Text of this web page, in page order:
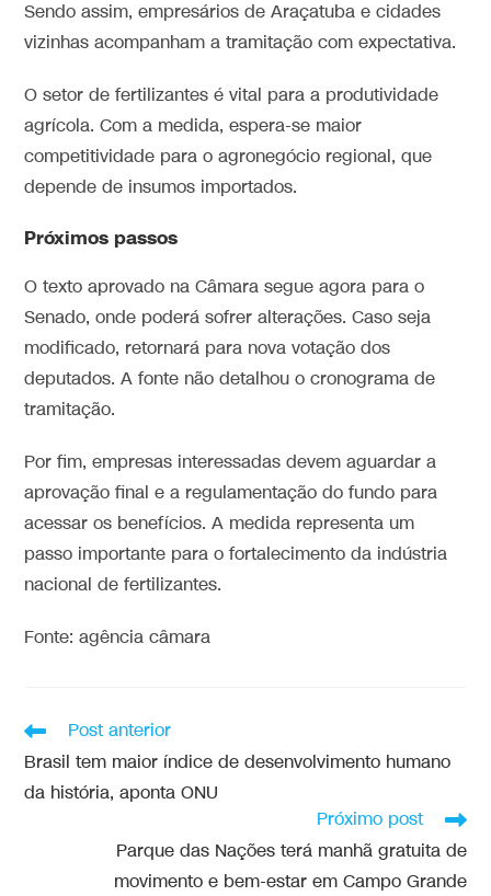
Sendo assim, empresários de Araçatuba e cidades
vizinhas acompanham a tramitação com expectativa.
O setor de fertilizantes é vital para a produtividade
agrícola. Com a medida, espera-se maior
competitividade para o agronegócio regional, que
depende de insumos importados.
Próximos passos
O texto aprovado na Câmara segue agora para o
Senado, onde poderá sofrer alterações. Caso seja
modificado, retornará para nova votação dos
deputados. A fonte não detalhou o cronograma de
tramitação.
Por fim, empresas interessadas devem aguardar a
aprovação final e a regulamentação do fundo para
acessar os benefícios. A medida representa um
passo importante para o fortalecimento da indústria
nacional de fertilizantes.
Fonte: agência câmara
Post anterior
Brasil tem maior índice de desenvolvimento humano
da história, aponta ONU
Próximo post
Parque das Nações terá manhã gratuita de
movimento e bem-estar em Campo Grande